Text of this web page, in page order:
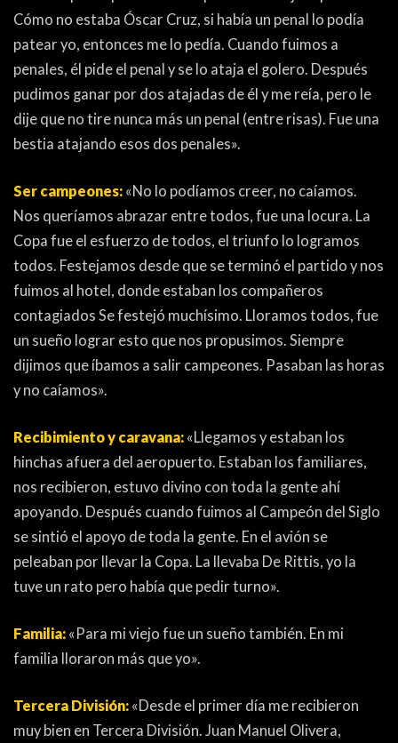
Cómo no estaba Óscar Cruz, si había un penal lo podía
patear yo, entonces me lo pedía. Cuando fuimos a
penales, él pide el penal y se lo ataja el golero. Después
pudimos ganar por dos atajadas de él y me reía, pero le
dije que no tire nunca más un penal (entre risas). Fue una
bestia atajando esos dos penales».
Ser campeones: «No lo podíamos creer, no caíamos.
Nos queríamos abrazar entre todos, fue una locura. La
Copa fue el esfuerzo de todos, el triunfo lo logramos
todos. Festejamos desde que se terminó el partido y nos
fuimos al hotel, donde estaban los compañeros
contagiados Se festejó muchísimo. Lloramos todos, fue
un sueño lograr esto que nos propusimos. Siempre
dijimos que íbamos a salir campeones. Pasaban las horas
y no caíamos».
Recibimiento y caravana: «Llegamos y estaban los
hinchas afuera del aeropuerto. Estaban los familiares,
nos recibieron, estuvo divino con toda la gente ahí
apoyando. Después cuando fuimos al Campeón del Siglo
se sintió el apoyo de toda la gente. En el avión se
peleaban por llevar la Copa. La llevaba De Rittis, yo la
tuve un rato pero había que pedir turno».
Familia: «Para mi viejo fue un sueño también. En mi
familia lloraron más que yo».
Tercera División: «Desde el primer día me recibieron
muy bien en Tercera División. Juan Manuel Olivera,